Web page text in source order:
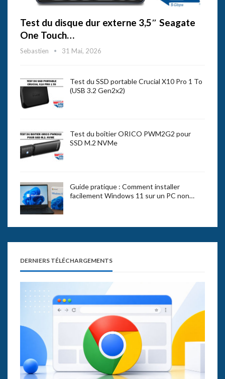
Test du disque dur externe 3,5″ Seagate
One Touch…
Sebastien 31 Mai, 2026
Test du SSD portable Crucial X10 Pro 1 To
(USB 3.2 Gen2x2)
Test du boîtier ORICO PWM2G2 pour
SSD M.2 NVMe
Guide pratique : Comment installer
facilement Windows 11 sur un PC non…
DERNIERS TÉLÉCHARGEMENTS